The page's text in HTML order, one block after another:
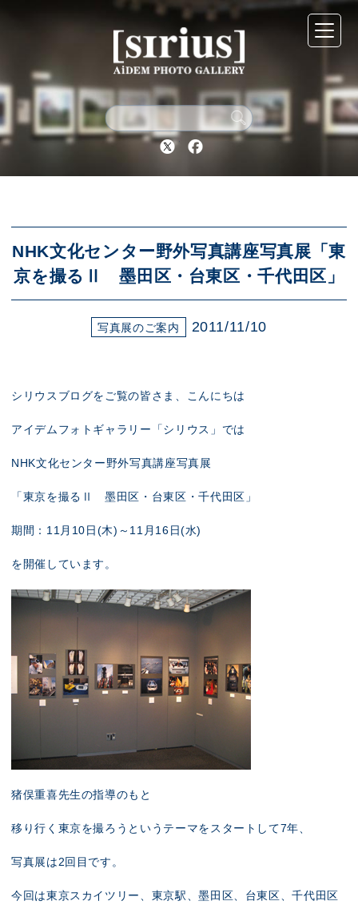
Twitter Facebook
NHK文化センター野外写真講座写真展「東
京を撮るⅡ 墨田区・台東区・千代田区」
写真展のご案内 2011/11/10
シリウスブログをご覧の皆さま、こんにちは
アイデムフォトギャラリー「シリウス」では
NHK文化センター野外写真講座写真展
「東京を撮るⅡ 墨田区・台東区・千代田区」
期間：11月10日(木)～11月16日(水)
を開催しています。
猪俣重喜先生の指導のもと
移り行く東京を撮ろうというテーマをスタートして7年、
写真展は2回目です。
今回は東京スカイツリー、東京駅、墨田区、台東区、千代田区
シリウスについて
展示スケジュール
アクセス
ブログ